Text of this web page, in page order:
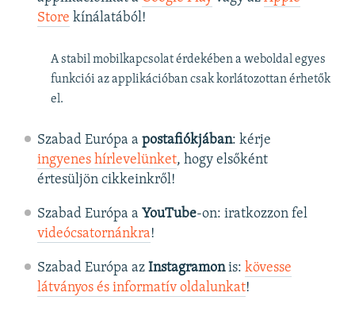
Store kínálatából!
A stabil mobilkapcsolat érdekében a weboldal egyes
funkciói az applikációban csak korlátozottan érhetők
el.
Szabad Európa a postafiókjában: kérje
ingyenes hírlevelünket, hogy elsőként
értesüljön cikkeinkről!
Szabad Európa a YouTube-on: iratkozzon fel
videócsatornánkra!
Szabad Európa az Instagramonis: kövesse
látványos és informatív oldalunkat! ​